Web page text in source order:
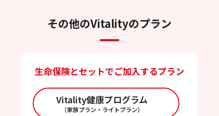
その他のVitalityのプラン
生命保険とセットでご加入するプラン
Vitality健康プログラム
（家族プラン・ライトプラン）